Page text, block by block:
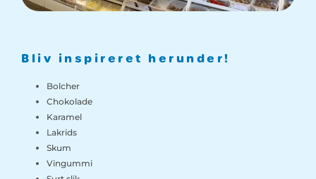
Bliv inspireret herunder!
Bolcher
Chokolade
Karamel
Lakrids
Skum
Vingummi